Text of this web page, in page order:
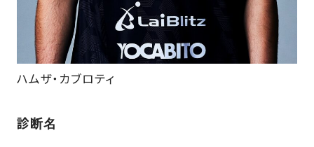
ハムザ・カブロティ
診断名